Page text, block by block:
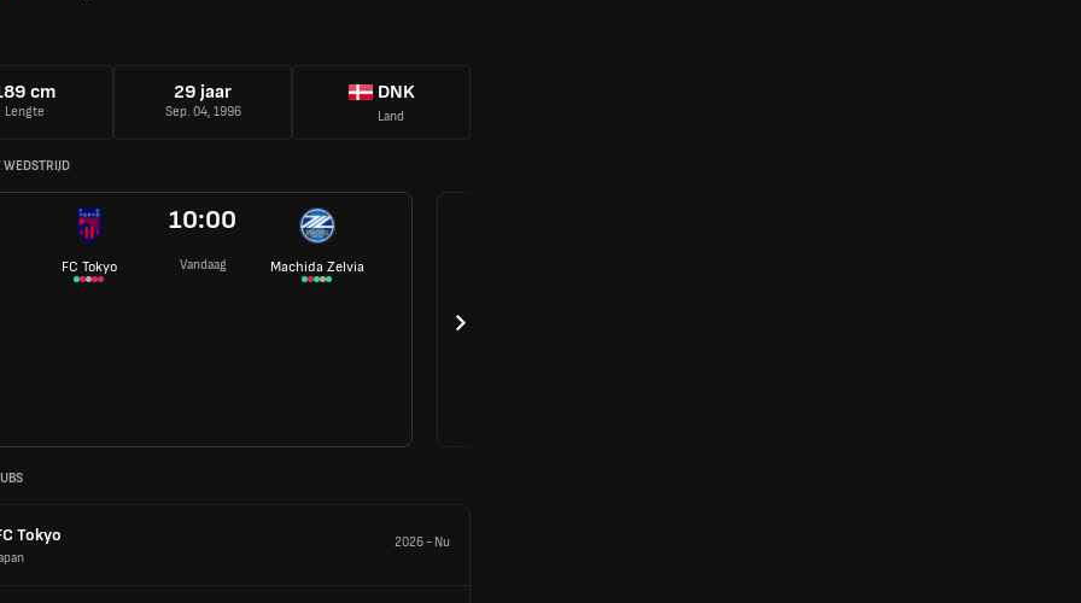
cm
Lengte
29 jaar
Sep. 04, 1996
DNK
Land
WEDSTRIJD
FC Tokyo
10:00
Vandaag Machida Zelvia
Tokyo 2026- Nu